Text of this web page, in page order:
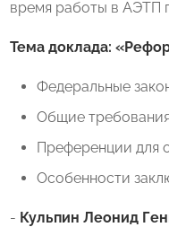
время работы в АЭТП
Тема доклада:
Федеральные
Общие
Преференции для
Особенности
- Кульпин Леонид